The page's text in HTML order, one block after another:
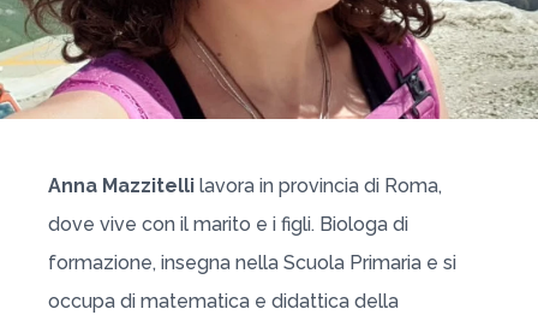
Anna Mazzitelli lavora in provincia di Roma,
dove vive con il marito e i figli. Biologa di
formazione, insegna nella Scuola Primaria e si
occupa di matematica e didattica della